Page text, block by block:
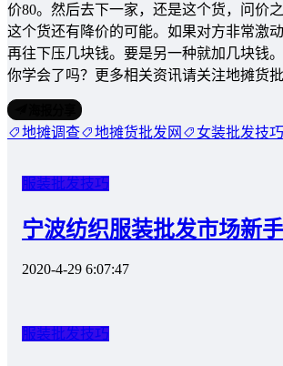
价80。然后去下一家，还是这个货，问价
这个货还有降价的可能。如果对方非常激
再往下压几块钱。要是另一种就加几块钱
你学会了吗？更多相关资讯请关注地摊货
地摊调查 地摊货批发网 女装批发技巧
服装批发技巧
宁波纺织服装批发市场新
2020-4-29 6:07:47
服装批发技巧